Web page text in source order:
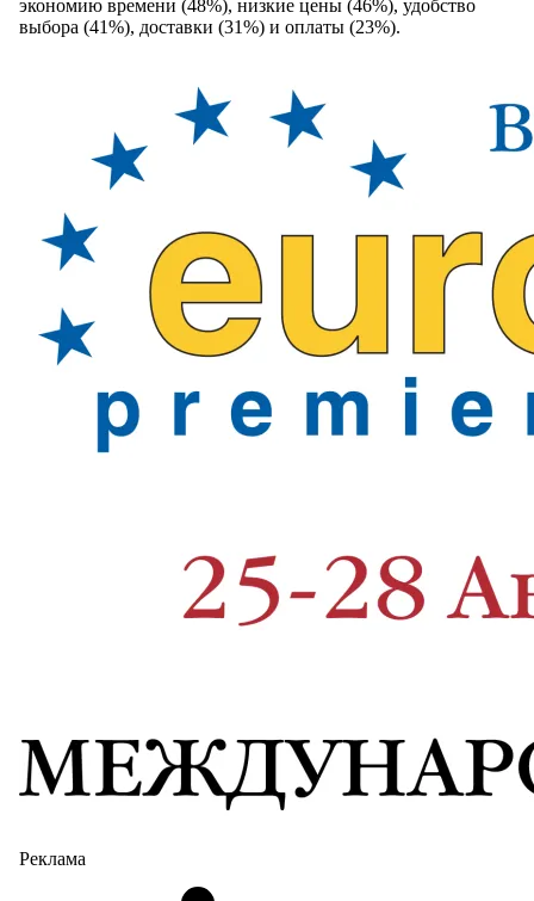
экономию времени (48%), низкие цены (46%), удобство
выбора (41%), доставки (31%) и оплаты (23%).
Реклама